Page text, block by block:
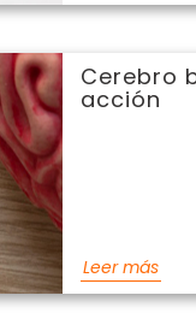
Cerebro
acción
Leer más